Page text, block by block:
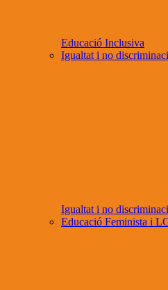
Educació Inclusiva
Igualtat i no
Igualtat i no
Educació Feminista i